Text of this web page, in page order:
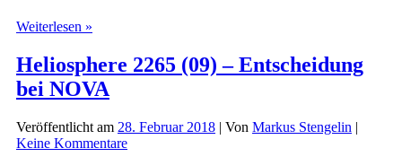
Weiterlesen »
–
Die
Serie
Heliosphere 2265 (09) – Entscheidung
bei NOVA
Veröffentlicht am 28. Februar 2018 | Von Markus Stengelin |
Keine Kommentare